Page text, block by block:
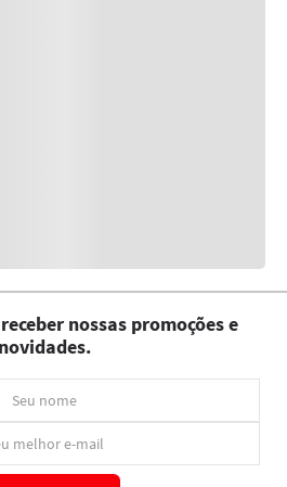
nossas promoções e
novidades.